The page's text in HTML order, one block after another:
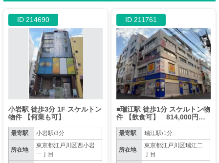
ID 214690
小岩駅 徒歩3分 1F スケルトン
物件 【何業も可】
最寄駅 小岩駅/3分
所在地
東京都江戸川区西小岩
一丁目
ID 211761
■瑞江駅 徒歩1分 スケルトン物
件 【飲食可】 814,000円税
最寄駅 瑞江駅/1分
所在地
東京都江戸川区瑞江二
丁目